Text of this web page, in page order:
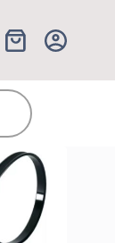
Carrinho